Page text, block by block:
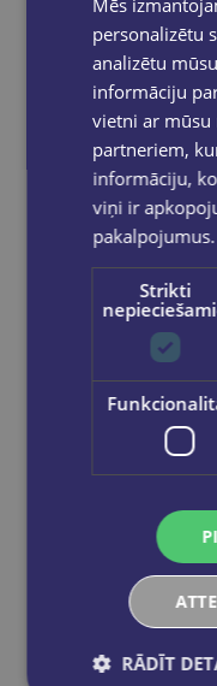
Mēs
personalizētu
analizētu
informāciju
vietni ar mūsu
partneriem,
informāciju,
viņi ir
pakalpojumus.
Strikti
RĀDĪT